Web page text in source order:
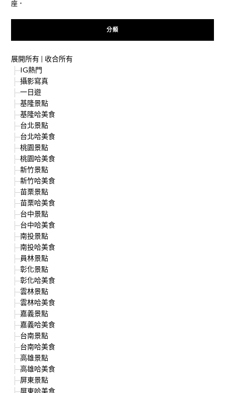
座‧
分類
展開所有| 收合所有
IG熱門
攝影寫真
一日遊
基隆景點
基隆哈美食
台北景點
台北哈美食
桃園景點
桃園哈美食
新竹景點
新竹哈美食
苗栗景點
苗栗哈美食
台中景點
台中哈美食
南投景點
南投哈美食
員林景點
彰化景點
彰化哈美食
雲林景點
雲林哈美食
嘉義景點
嘉義哈美食
台南景點
台南哈美食
高雄景點
高雄哈美食
屏東景點
屏東哈美食